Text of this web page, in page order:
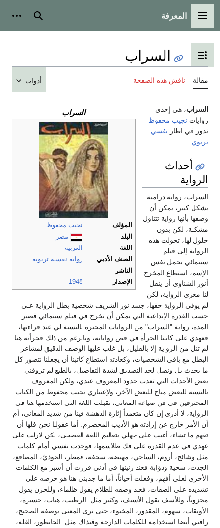
القائمة الرئيسية
المعرفة بحث
تبديل عرض جدول المحتويات
السراب
مقالة ناقش هذه الصفحة أدوات
السراب
المؤلف
نجيب محفوظ
البلد
مصر
اللغة
العربية
الصنف الأدبي
رواية نفسية تربوية
الناشر
الإصدار
1948
السراب، هي إحدى
روايات نجيب محفوظ
تدور في اطار نفسي
تربوي
أحداث
الرواية
السراب، رواية درامية
بشكل كبير، يمكن أن
وصفها بأنها رواية تتناول
مشكلة، لكن بدون
حلول لها، تحولت هذه
الرواية إلى فيلم
سينمائي يحمل نفس
الإسم، استطاع المخرج
أنور الشناوي أن ينقل
لنا مغزى الرواية، لكن
لم يوفي الرواية حقها، جسد نور الشريف شخصية بطل الرواية على
حسب القدرة الإبداعية التي يمكن أن تخرج في فيلم سينمائي قصير
المدة، رواية "السراب" من الروايات المحيرة بالنسبة لي عند قراءتها،
فعهدي على كاتبنا الجرأة في قص رواياته، وبالرغم من ذلك فجرأته هنا
لم تنل من الرواية إلا بالقليل، بل غلب عليها الوصف الدقيق لمشاعر
البطل مع باقي الشخصيات، وكعادته استطاع كاتبنا أن يجعلنا نتصور كل
ما يحدث بل ونصل لحد التصديق لشدة التفاصيل، بالطبع لم تروقني
بعض الأحداث التي تعدت حدود المعروف عندي، ولكن المعروف
بالنسبة للبعض مباح للبعض الآخر، ولإعتباري نجيب محفوظ من الكتاب
المحترفين في فن صياغة المعاني، تقبلت اللغة التي استخدمها هنا في
الرواية، لا أدرى إن كان متعمداً إثارة الدهشة فينا من شديد المعاني، أم
أن الأمر خارج عن إرادته هو الأديب المخضرم، أما عقولنا نحن فلها أن
تفهم ما تشاء، أعيب على جهلي بتعاليم اللغة الفصحى، لكن لازلت على
عهدي في عدم القدرة على فك طلاسمها، فوجدت نفسي أمام كلمات
مثل وشائج، أروم، الساجي، مهيضة، سجفه، قمطر، الجوذيّ، المصاقع،
الجدث، سحية وذؤابة فعند رنينها في أذني قررت أن أسير مع الكلمات
الأخرى لعلي أفهم، وفعلت أحياناً، أما ما جذبني هنا هو حرصه على
تشديده على الصفات، فعند وصفه للظلام يقول ظلماء، وللحزن يقول
محزوناً، وللأسف يقول الأسيف، وكثير مثل: الرطيب، هياب، حسيرة،
الأويقات، سهوم، المقدور، المخبوء، حتى نرى المعنى بوصفه الصحيح،
راقني أيضا استخدامه للكلمات الدارجة وقتذاك مثل: الحانطور، القلة،